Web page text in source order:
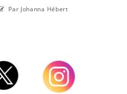
Par Johanna Hébert